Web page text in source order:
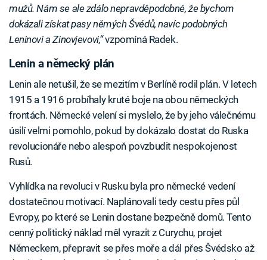
mužů. Nám se ale zdálo nepravděpodobné, že bychom
dokázali získat pasy němých Švédů, navíc podobných
Leninovi a Zinovjevovi,“vzpomíná Radek.
Lenin a německý plán
Lenin ale netušil, že se mezitím v Berlíně rodil plán. V letech
1915 a 1916 probíhaly kruté boje na obou německých
frontách. Německé velení si myslelo, že by jeho válečnému
úsilí velmi pomohlo, pokud by dokázalo dostat do Ruska
revolucionáře nebo alespoň povzbudit nespokojenost
Rusů.
Vyhlídka na revoluci v Rusku byla pro německé vedení
dostatečnou motivací. Naplánovali tedy cestu přes půl
Evropy, po které se Lenin dostane bezpečně domů. Tento
cenný politický náklad měl vyrazit z Curychu, projet
Německem, přepravit se přes moře a dál přes Švédsko až